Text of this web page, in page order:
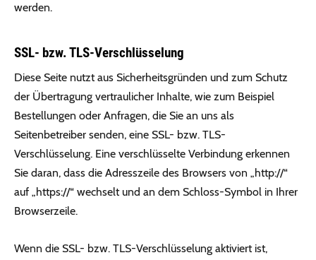
werden.
SSL- bzw. TLS-Verschlüsselung
Diese Seite nutzt aus Sicherheitsgründen und zum Schutz
der Übertragung vertraulicher Inhalte, wie zum Beispiel
Bestellungen oder Anfragen, die Sie an uns als
Seitenbetreiber senden, eine SSL- bzw. TLS-
Verschlüsselung. Eine verschlüsselte Verbindung erkennen
Sie daran, dass die Adresszeile des Browsers von „http://“
auf „https://“ wechselt und an dem Schloss-Symbol in Ihrer
Browserzeile.
Wenn die SSL- bzw. TLS-Verschlüsselung aktiviert ist,